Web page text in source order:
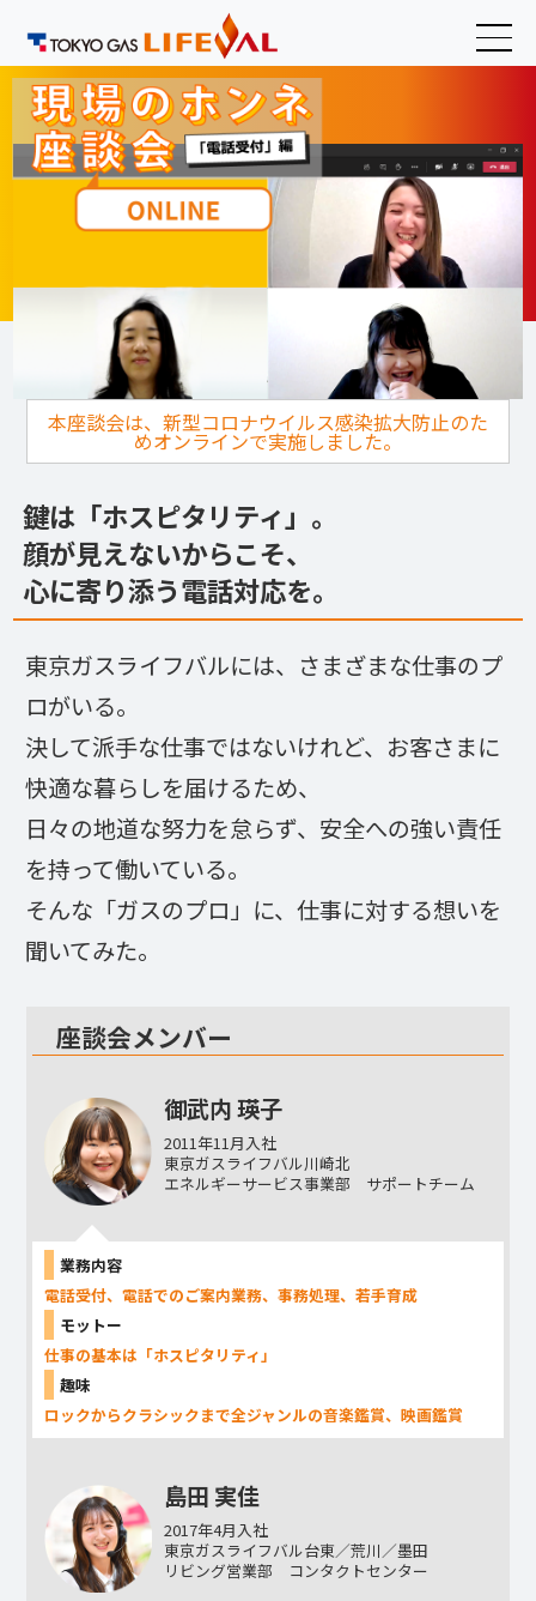
本座談会は、新型コロナウイルス感染拡大防止のた
めオンラインで実施しました。
鍵は「ホスピタリティ」。
顔が見えないからこそ、
心に寄り添う電話対応を。
東京ガスライフバルには、さまざまな仕事のプ
ロがいる。
決して派手な仕事ではないけれど、お客さまに
快適な暮らしを届けるため、
日々の地道な努力を怠らず、安全への強い責任
を持って働いている。
そんな「ガスのプロ」に、仕事に対する想いを
聞いてみた。
座談会メンバー
御武内 瑛子
2011年11月入社
東京ガスライフバル川崎北
エネルギーサービス事業部 サポートチーム
業務内容
電話受付、電話でのご案内業務、事務処理、若手育成
モットー
仕事の基本は「ホスピタリティ」
趣味
ロックからクラシックまで全ジャンルの音楽鑑賞、映画鑑賞
島田 実佳
2017年4月入社
東京ガスライフバル台東／荒川／墨田
リビング営業部 コンタクトセンター